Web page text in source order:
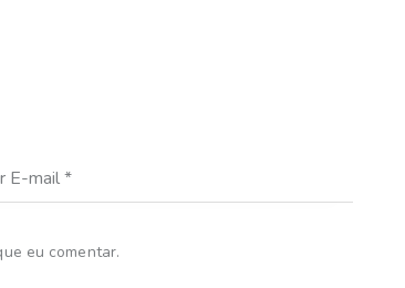
eu comentar.